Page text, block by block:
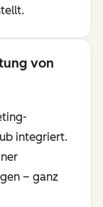
von
integriert.
– ganz